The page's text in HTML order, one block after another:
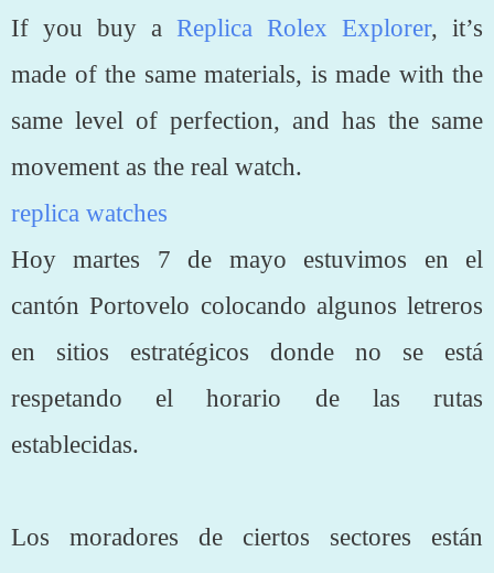
If you buy a Replica Rolex Explorer, it’s
made of the same materials, is made with the
same level of perfection, and has the same
movement as the real watch.
replica watches
Hoy martes 7 de mayo estuvimos en el
cantón Portovelo colocando algunos letreros
en sitios estratégicos donde no se está
respetando el horario de las rutas
establecidas.
Los moradores de ciertos sectores están